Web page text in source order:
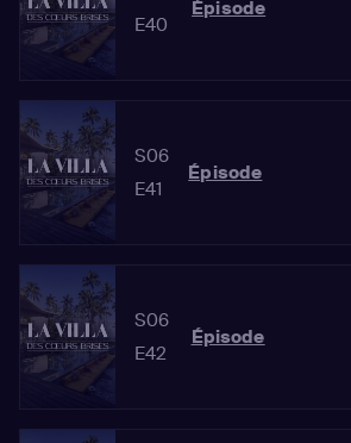
E40
Épisode
S06
E41
Épisode
S06
E42
Épisode